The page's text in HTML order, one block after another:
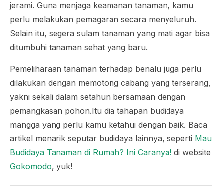
jerami. Guna menjaga keamanan tanaman, kamu
perlu melakukan pemagaran secara menyeluruh.
Selain itu, segera sulam tanaman yang mati agar bisa
ditumbuhi tanaman sehat yang baru.
Pemeliharaan tanaman terhadap benalu juga perlu
dilakukan dengan memotong cabang yang terserang,
yakni sekali dalam setahun bersamaan dengan
pemangkasan pohon.Itu dia tahapan budidaya
mangga yang perlu kamu ketahui dengan baik. Baca
artikel menarik seputar budidaya lainnya, seperti Mau
Budidaya Tanaman di Rumah? Ini Caranya! di website
Gokomodo, yuk!